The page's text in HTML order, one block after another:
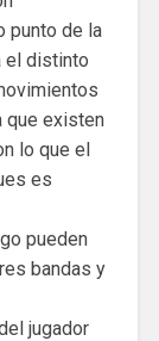
punto de la
el distinto
que existen
lo que el
es
pueden
bandas y
jugador